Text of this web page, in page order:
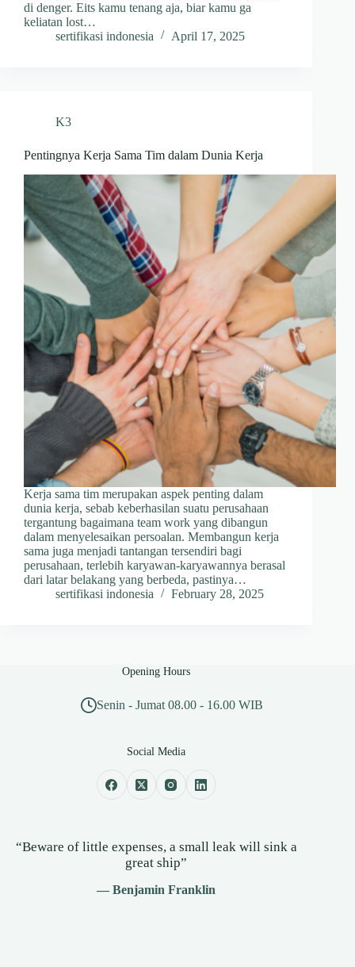
di denger. Eits kamu tenang aja, biar kamu ga
keliatan lost…
sertifikasi indonesia
April 17, 2025
K3
Pentingnya Kerja Sama Tim dalam Dunia Kerja
Kerja sama tim merupakan aspek penting dalam
dunia kerja, sebab keberhasilan suatu perusahaan
tergantung bagaimana team work yang dibangun
dalam menyelesaikan persoalan. Membangun kerja
sama juga menjadi tantangan tersendiri bagi
perusahaan, terlebih karyawan-karyawannya berasal
dari latar belakang yang berbeda, pastinya…
sertifikasi indonesia
February 28, 2025
Opening Hours
Senin - Jumat 08.00 - 16.00 WIB
Social Media
“Beware of little expenses, a small leak will sink a
great ship”
— Benjamin Franklin